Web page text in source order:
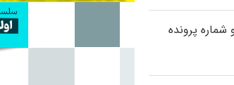
شماره پرونده